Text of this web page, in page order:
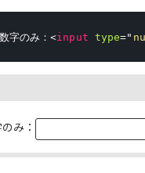
字のみ：<input type="
み：